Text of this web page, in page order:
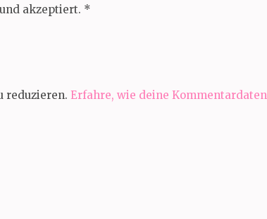
akzeptiert. *
reduzieren. Erfahre, wie deine Kommentardaten